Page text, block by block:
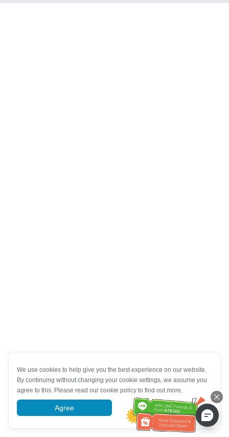
We use cookies to help give you the best experience on our website.
By continuing without changing your cookie settings, we assume you
agree to this. Please read our cookie policy to find out more.
Agree More information